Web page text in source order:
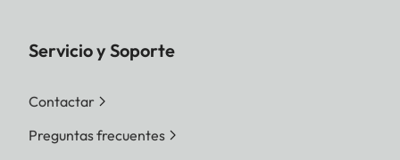
Servicio y Soporte
Contactar
Preguntas frecuentes